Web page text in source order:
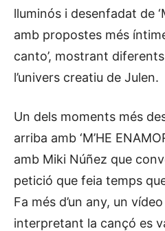
lluminós i desenfadat de
amb propostes més
canto’, mostrant
l’univers creatiu de Julen.
Un dels moments més
arriba amb ‘M’HE
amb Miki Núñez que
petició que feia temps
Fa més d’un any, un
interpretant la cançó es